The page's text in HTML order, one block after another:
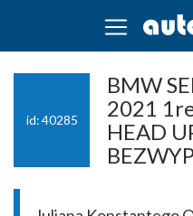
id: 40285
BMW
2021
HEAD